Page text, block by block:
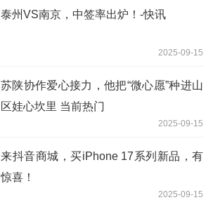
泰州VS南京，中签率出炉！-快讯
2025-09-15
苏陕协作爱心接力，他把“微心愿”种进山
区娃心坎里 当前热门
2025-09-15
来抖音商城，买iPhone 17系列新品，有
惊喜！
2025-09-15